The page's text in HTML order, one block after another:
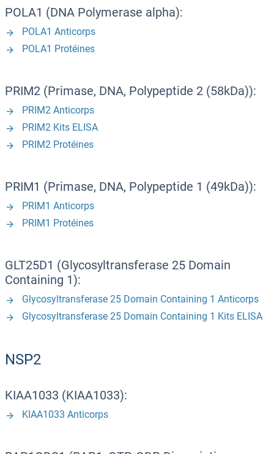
POLA1 (DNA Polymerase alpha):
POLA1 Anticorps
POLA1 Protéines
PRIM2 (Primase, DNA, Polypeptide 2 (58kDa)):
PRIM2 Anticorps
PRIM2 Kits ELISA
PRIM2 Protéines
PRIM1 (Primase, DNA, Polypeptide 1 (49kDa)):
PRIM1 Anticorps
PRIM1 Protéines
GLT25D1 (Glycosyltransferase 25 Domain
Containing 1):
Glycosyltransferase 25 Domain Containing 1 Anticorps
Glycosyltransferase 25 Domain Containing 1 Kits ELISA
NSP2
KIAA1033 (KIAA1033):
KIAA1033 Anticorps